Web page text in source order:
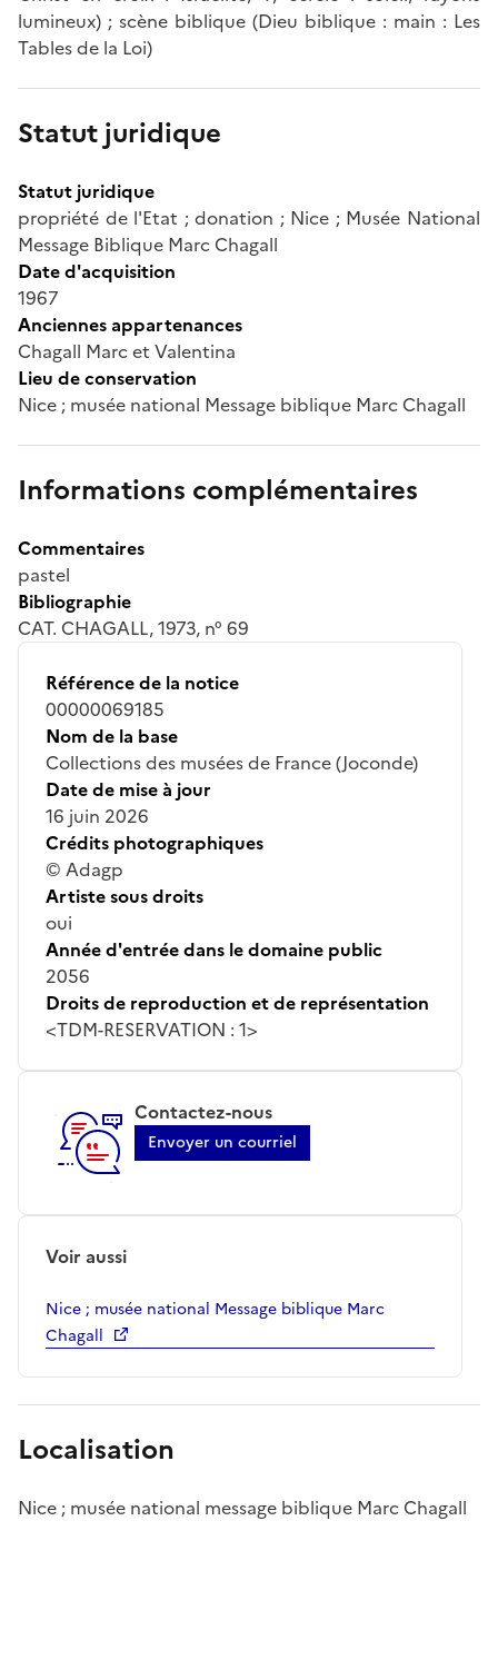
lumineux) ; scène biblique (Dieu biblique : main : Les
Tables de la Loi)
Statut juridique
Statut juridique
propriété de l'Etat ; donation ; Nice ; Musée National
Message Biblique Marc Chagall
Date d'acquisition
1967
Anciennes appartenances
Chagall Marc et Valentina
Lieu de conservation
Nice ; musée national Message biblique Marc Chagall
Informations complémentaires
Commentaires
pastel
Bibliographie
CAT. CHAGALL, 1973, n° 69
Référence de la notice
00000069185
Nom de la base
Collections des musées de France (Joconde)
Date de mise à jour
16 juin 2026
Crédits photographiques
© Adagp
Artiste sous droits
oui
Année d'entrée dans le domaine public
2056
Droits de reproduction et de représentation
<TDM-RESERVATION : 1>
Contactez-nous
Envoyer un courriel
Voir aussi
Nice ; musée national Message biblique Marc
Chagall
Localisation
Nice ; musée national message biblique Marc Chagall